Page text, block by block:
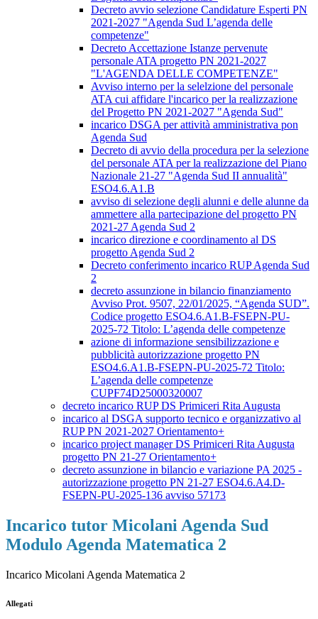
Decreto avvio selezione Candidature Esperti PN
2021-2027 "Agenda Sud L’agenda delle
competenze"
Decreto Accettazione Istanze pervenute
personale ATA progetto PN 2021-2027
"L'AGENDA DELLE COMPETENZE"
Avviso interno per la selelzione del personale
ATA cui affidare l'incarico per la realizzazione
del Progetto PN 2021-2027 "Agenda Sud"
incarico DSGA per attività amministrativa pon
Agenda Sud
Decreto di avvio della procedura per la selezione
del personale ATA per la realizzazione del Piano
Nazionale 21-27 "Agenda Sud II annualità"
ESO4.6.A1.B
avviso di selezione degli alunni e delle alunne da
ammettere alla partecipazione del progetto PN
2021-27 Agenda Sud 2
incarico direzione e coordinamento al DS
progetto Agenda Sud 2
Decreto conferimento incarico RUP Agenda Sud
2
decreto assunzione in bilancio finanziamento
Avviso Prot. 9507, 22/01/2025, “Agenda SUD”.
Codice progetto ESO4.6.A1.B-FSEPN-PU-
2025-72 Titolo: L’agenda delle competenze
azione di informazione sensibilizzazione e
pubblicità autorizzazione progetto PN
ESO4.6.A1.B-FSEPN-PU-2025-72 Titolo:
L’agenda delle competenze
CUPF74D25000320007
decreto incarico RUP DS Primiceri Rita Augusta
incarico al DSGA supporto tecnico e organizzativo al
RUP PN 2021-2027 Orientamento+
incarico project manager DS Primiceri Rita Augusta
progetto PN 21-27 Orientamento+
decreto assunzione in bilancio e variazione PA 2025 -
autorizzazione progetto PN 21-27 ESO4.6.A4.D-
FSEPN-PU-2025-136 avviso 57173
Incarico tutor Micolani Agenda Sud
Modulo Agenda Matematica 2
Incarico Micolani Agenda Matematica 2
Allegati